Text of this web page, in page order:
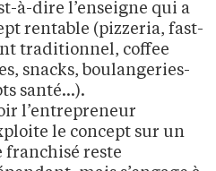
à-dire l’enseigne qui a
rentable (pizzeria, fast-
traditionnel, coffee
snacks, boulangeries-
santé…).
l’entrepreneur
le concept sur un
reste